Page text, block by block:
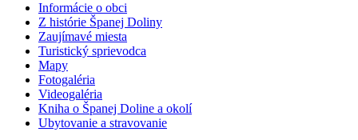
Informácie o obci
Z histórie Španej Doliny
Zaujímavé miesta
Turistický sprievodca
Mapy
Fotogaléria
Videogaléria
Kniha o Španej Doline a okolí
Ubytovanie a stravovanie